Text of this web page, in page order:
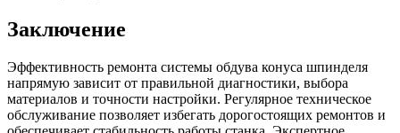
Заключение
Эффективность ремонта системы обдува конуса шпинделя
напрямую зависит от правильной диагностики, выбора
материалов и точности настройки. Регулярное техническое
обслуживание позволяет избегать дорогостоящих ремонтов и